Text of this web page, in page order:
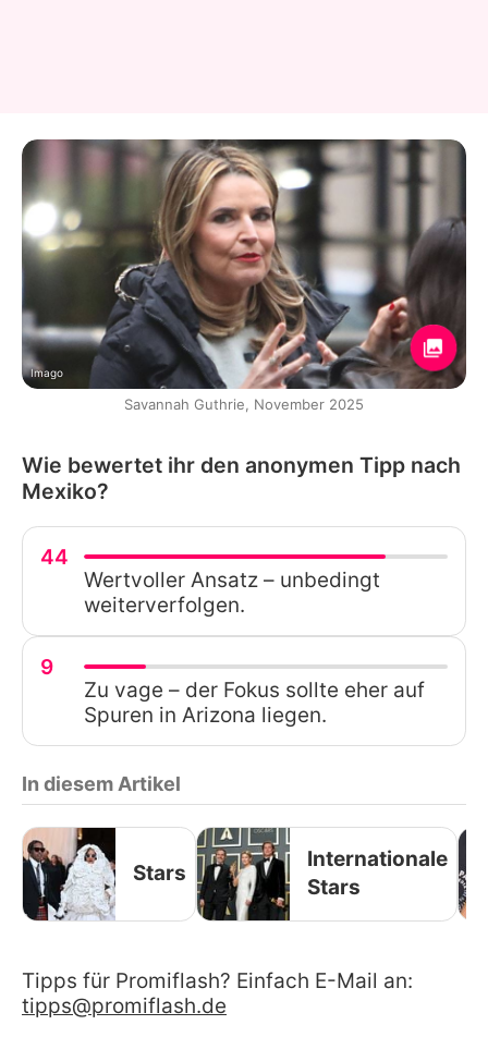
Imago
Savannah Guthrie, November 2025
Wie bewertet ihr den anonymen Tipp nach
Mexiko?
44
Wertvoller Ansatz – unbedingt
weiterverfolgen.
9
Zu vage – der Fokus sollte eher auf
Spuren in Arizona liegen.
In diesem Artikel
Stars
Internationale
Stars
Tipps für Promiflash? Einfach E-Mail an:
tipps@promiflash.de